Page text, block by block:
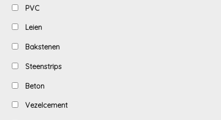
PVC
Leien
Bakstenen
Steenstrips
Beton
Vezelcement